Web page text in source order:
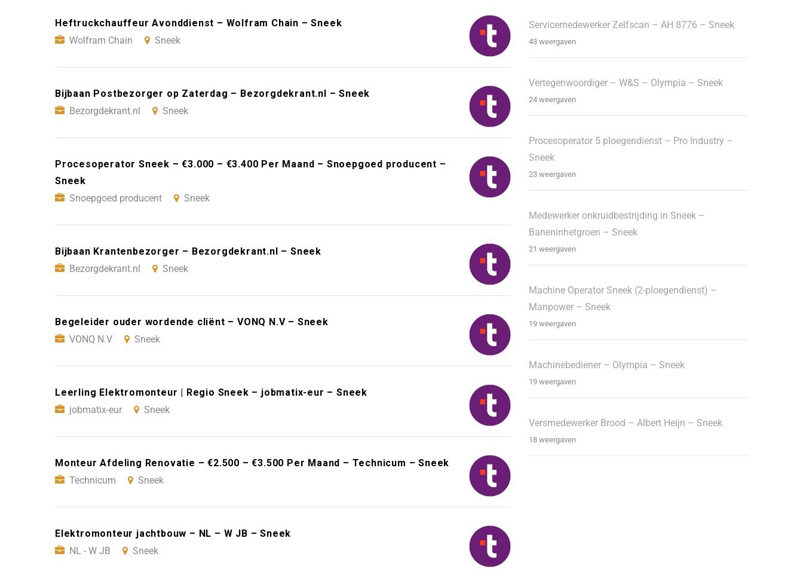
Heftruckchauffeur Avonddienst – Wolfram Chain – Sneek
Wolfram Chain
Sneek
Bijbaan Postbezorger op Zaterdag – Bezorgdekrant.nl – Sneek
Bezorgdekrant.nl
Sneek
Procesoperator Sneek – €3.000 – €3.400 Per Maand – Snoepgoed producent –
Sneek
Snoepgoed producent
Sneek
Bijbaan Krantenbezorger – Bezorgdekrant.nl – Sneek
Bezorgdekrant.nl
Sneek
Begeleider ouder wordende cliënt – VONQ N.V – Sneek
VONQ N.V
Sneek
Leerling Elektromonteur | Regio Sneek – jobmatix-eur – Sneek
jobmatix-eur
Sneek
Monteur Afdeling Renovatie – €2.500 – €3.500 Per Maand – Technicum – Sneek
Technicum
Sneek
Elektromonteur jachtbouw – NL – W JB – Sneek
NL - W JB
Sneek
Servicemedewerker Zelfscan – AH 8776 – Sneek
43 weergaven
Vertegenwoordiger – W&S – Olympia – Sneek
24 weergaven
Procesoperator 5 ploegendienst – Pro Industry –
Sneek
23 weergaven
Medewerker onkruidbestrijding in Sneek –
Baneninhetgroen – Sneek
21 weergaven
Machine Operator Sneek (2-ploegendienst) –
Manpower – Sneek
19 weergaven
Machinebediener – Olympia – Sneek
19 weergaven
Versmedewerker Brood – Albert Heijn – Sneek
18 weergaven